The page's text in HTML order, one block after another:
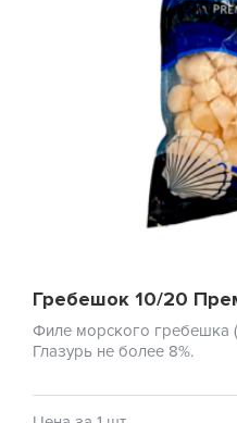
Гребешок 10/20
Филе морского гребешка
Глазурь не более 8%.